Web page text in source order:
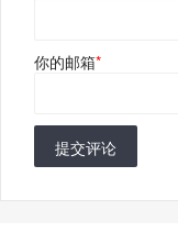
你的邮箱*
提交评论